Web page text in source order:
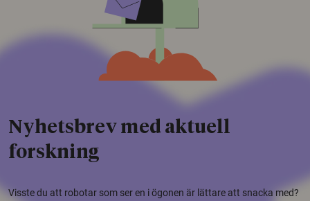
Nyhetsbrev med aktuell
forskning
Visste du att robotar som ser en i ögonen är lättare att snacka med?